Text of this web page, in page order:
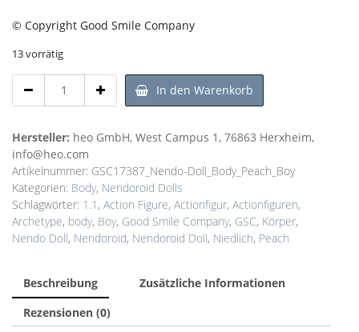
© Copyright Good Smile Company
13 vorrätig
Doll
1.1
Body
Boy
Farbe:
Peach
10cm
Menge
In den Warenkorb
Hersteller: heo GmbH, West Campus 1, 76863 Herxheim,
info@heo.com
Artikelnummer: GSC17387_Nendo-Doll_Body_Peach_Boy
Kategorien: Body, Nendoroid Dolls
Schlagwörter: 1.1 , Action Figure, Actionfigur, Actionfiguren,
Archetype, body, Boy, Good Smile Company, GSC, Körper,
Nendo Doll, Nendoroid, Nendoroid Doll, Niedlich, Peach
Beschreibung
Zusätzliche Informationen
Rezensionen (0)